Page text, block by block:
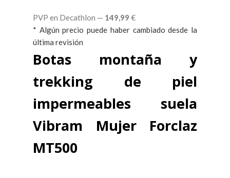
PVP en Decathlon — 149,99 €
* Algún precio puede haber cambiado desde la
última revisión
Botas montaña y
trekking de piel
impermeables suela
Vibram Mujer Forclaz
MT500